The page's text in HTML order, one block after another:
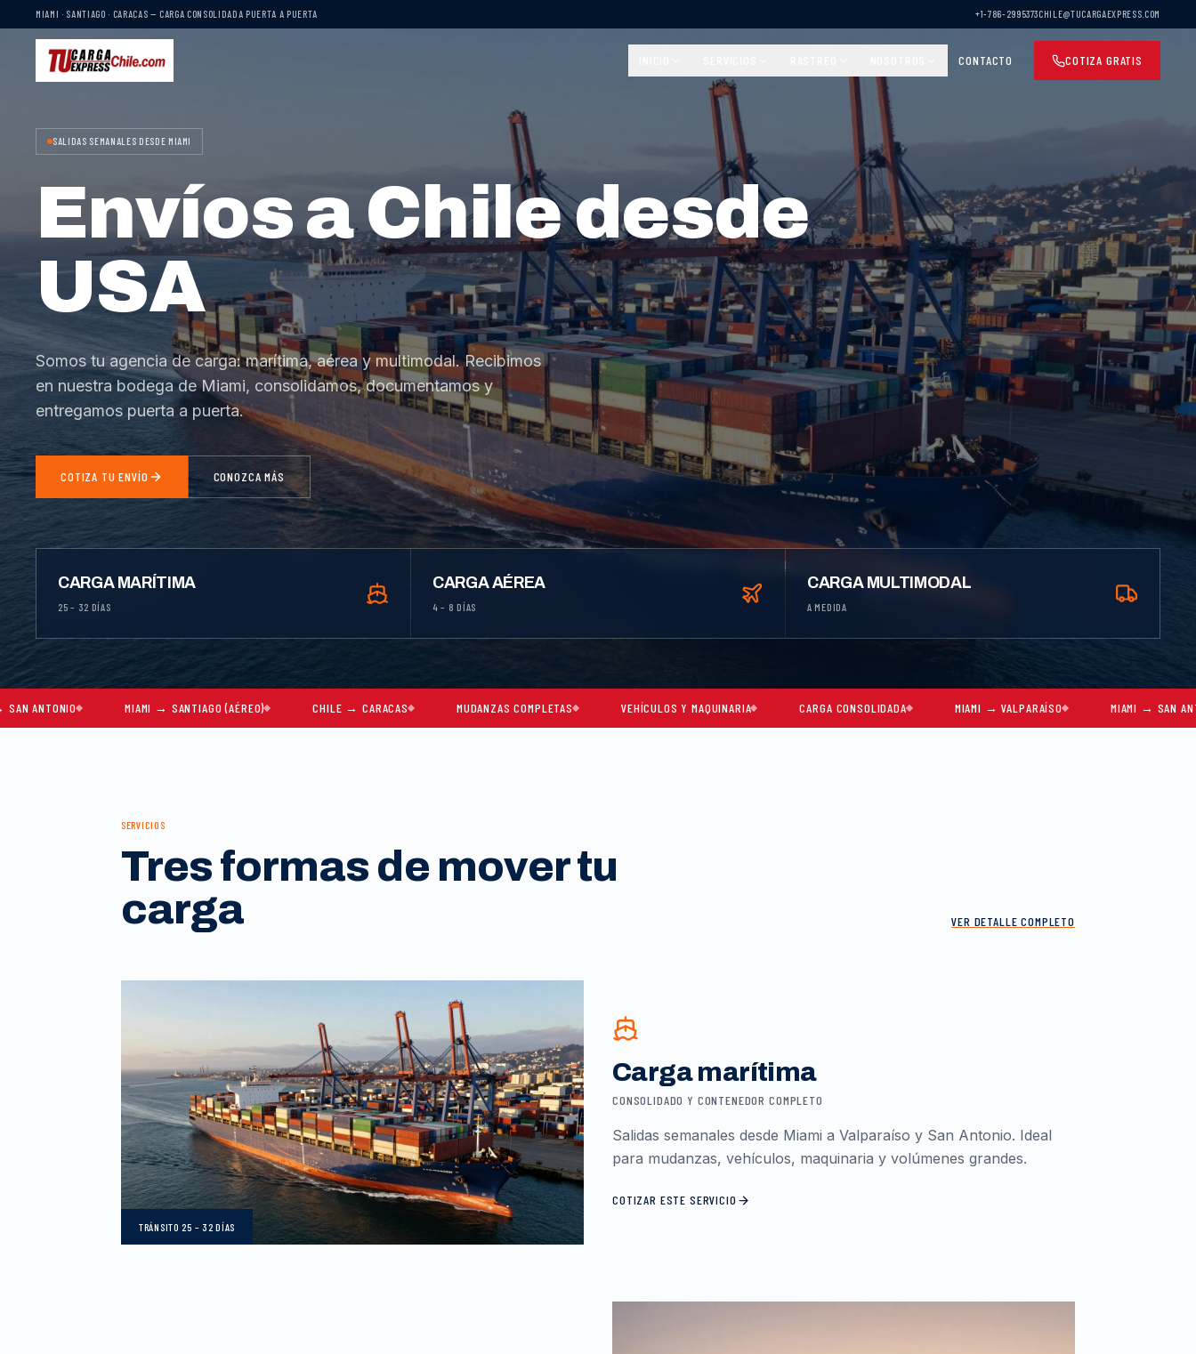
MIAMI · SANTIAGO · CARACAS — CARGA CONSOLIDADA PUERTA A PUERTA +1-786-2995373CHILE@TUCARGAEXPRESS.COM
CONTACTO COTIZA GRATIS
SALIDAS SEMANALES DESDE MIAMI
Envíos a Chile desde
USA
Somos tu agencia de carga: marítima, aérea y multimodal. Recibimos
en nuestra bodega de Miami, consolidamos, documentamos y
entregamos puerta a puerta.
COTIZA TU ENVÍO CONOZCA MÁS
CARGA MARÍTIMA
25 – 32 DÍAS
CARGA AÉREA
4 – 8 DÍAS
CARGA MULTIMODAL
A MEDIDA
MIAMI → SANTIAGO (AÉREO) CHILE → CARACAS MUDANZAS COMPLETAS VEHÍCULOS Y MAQUINARIA CARGA CONSOLIDADA MIAMI → VALPARAÍSO MIAMI → SAN ANTONIO
SERVICIOS
Tres formas de mover tu
carga
VER DETALLE COMPLETO
TRÁNSITO 25 – 32 DÍAS
Carga marítima
CONSOLIDADO Y CONTENEDOR COMPLETO
Salidas semanales desde Miami a Valparaíso y San Antonio. Ideal
para mudanzas, vehículos, maquinaria y volúmenes grandes.
COTIZAR ESTE SERVICIO